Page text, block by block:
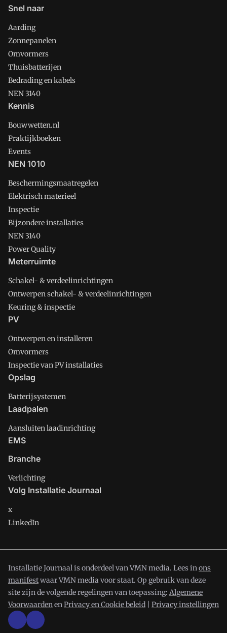
Snel naar
Aarding
Zonnepanelen
Omvormers
Thuisbatterijen
Bedrading en kabels
NEN 3140
Kennis
Bouwwetten.nl
Praktijkboeken
Events
NEN 1010
Beschermingsmaatregelen
Elektrisch materieel
Inspectie
Bijzondere installaties
NEN 3140
Power Quality
Meterruimte
Schakel- & verdeelinrichtingen
Ontwerpen schakel- & verdeelinrichtingen
Keuring & inspectie
PV
Ontwerpen en installeren
Omvormers
Inspectie van PV installaties
Opslag
Batterijsystemen
Laadpalen
Aansluiten laadinrichting
EMS
Branche
Verlichting
Volg Installatie Journaal
x
LinkedIn
Installatie Journaal is onderdeel van VMN media. Lees inons
manifestwaar VMN media voor staat. Op gebruik van deze
site zijn de volgende regelingen van toepassing: Algemene
VoorwaardenenPrivacy en Cookie beleid Privacy instellingen